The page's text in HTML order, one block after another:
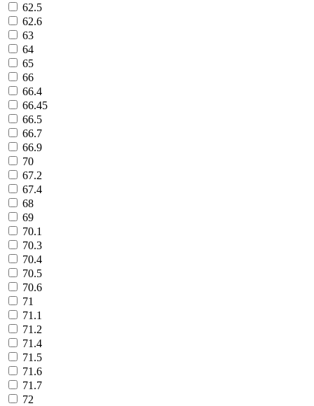
62.5
62.6
63
64
65
66
66.4
66.45
66.5
66.7
66.9
70
67.2
67.4
68
69
70.1
70.3
70.4
70.5
70.6
71
71.1
71.2
71.4
71.5
71.6
71.7
72